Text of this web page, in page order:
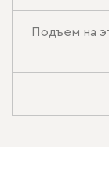
Подъем на